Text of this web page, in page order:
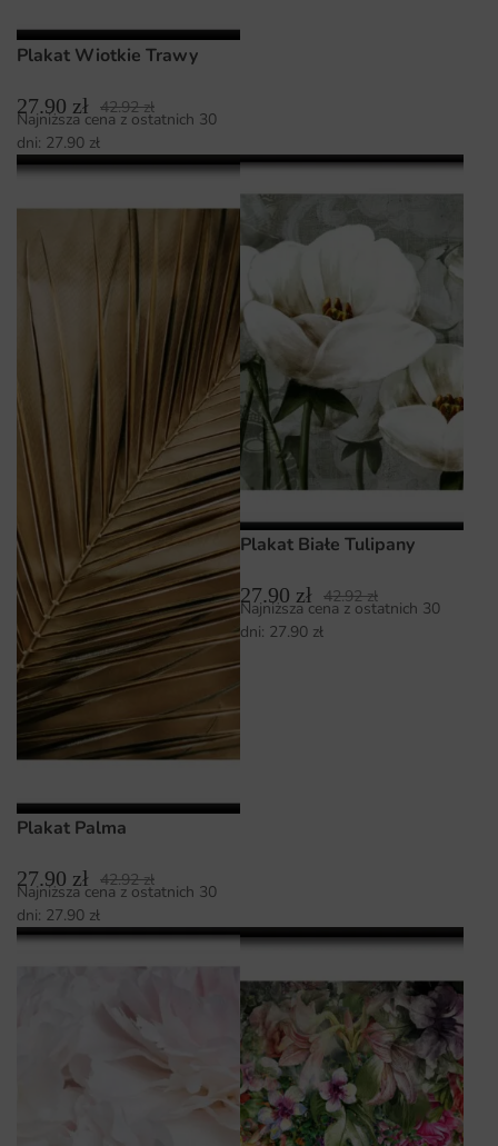
Plakat Wiotkie Trawy
27.90 zł 42.92zł
Najniższa cena z ostatnich 30
dni: 27.90 zł
Plakat Palma
27.90 zł 42.92zł
Najniższa cena z ostatnich 30
dni: 27.90 zł
Plakat Białe Tulipany
27.90 zł 42.92zł
Najniższa cena z ostatnich 30
dni: 27.90 zł